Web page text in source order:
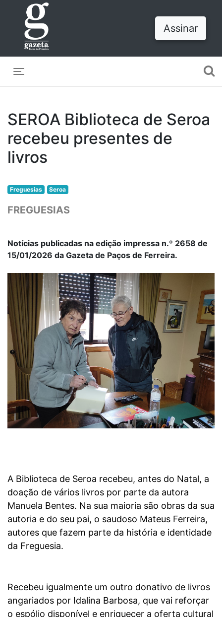
Assinar
SEROA Biblioteca de Seroa
recebeu presentes de
livros
Freguesias Seroa
FREGUESIAS
Notícias publicadas na edição impressa n.º 2658 de
15/01/2026 da Gazeta de Paços de Ferreira.
A Biblioteca de Seroa recebeu, antes do Natal, a
doação de vários livros por parte da autora
Manuela Bentes. Na sua maioria são obras da sua
autoria e do seu pai, o saudoso Mateus Ferreira,
autores que fazem parte da história e identidade
da Freguesia.
Recebeu igualmente um outro donativo de livros
angariados por Idalina Barbosa, que vai reforçar
o espólio disponível e enriquecer a oferta cultural